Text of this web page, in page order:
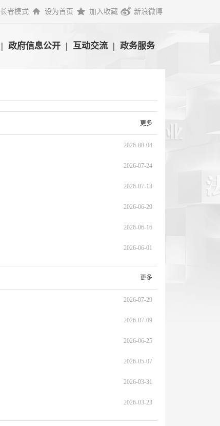
长者模式 设为首页 加入收藏 新浪微博
| 政府信息公开 | 互动交流 | 政务服务
更多
2026-08-04
2026-07-24
2026-07-13
2026-06-29
2026-06-16
2026-06-01
更多
2026-07-29
2026-07-09
2026-06-25
2026-05-07
2026-03-31
2026-03-23